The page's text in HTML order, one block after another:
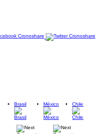
Brasil México Chile